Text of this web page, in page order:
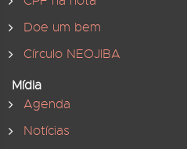
Doe um bem
Círculo NEOJIBA
Mídia
Agenda
Notícias